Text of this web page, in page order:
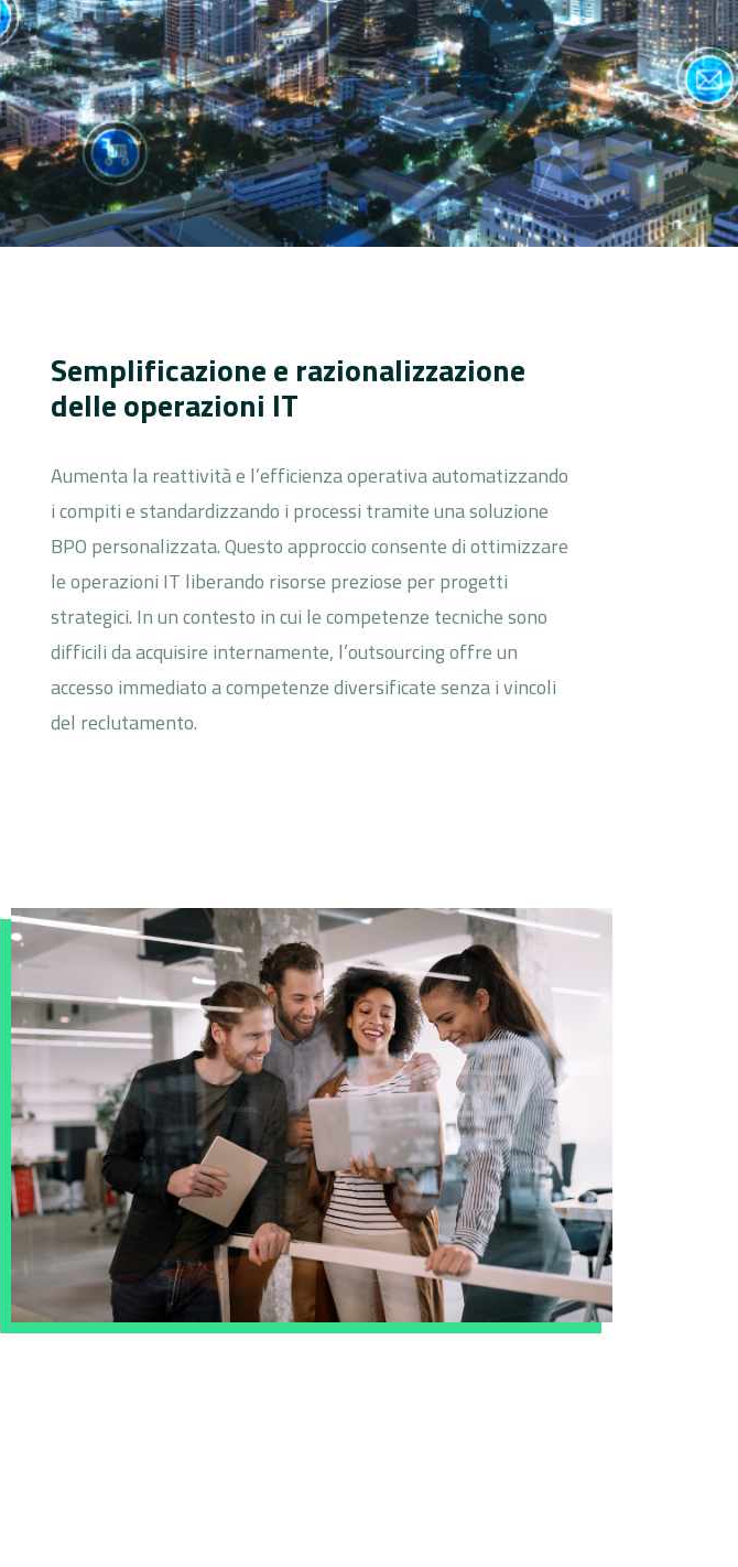
Semplificazione e razionalizzazione
delle operazioni IT
Aumenta la reattività e l’efficienza operativa automatizzando
i compiti e standardizzando i processi tramite una soluzione
BPO personalizzata. Questo approccio consente di ottimizzare
le operazioni IT liberando risorse preziose per progetti
strategici. In un contesto in cui le competenze tecniche sono
difficili da acquisire internamente, l’outsourcing offre un
accesso immediato a competenze diversificate senza i vincoli
del reclutamento.